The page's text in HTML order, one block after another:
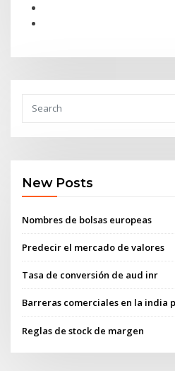
New Posts
Nombres de bolsas europeas
Predecir el mercado de valores
Tasa de conversión de aud inr
Barreras comerciales en la india
Reglas de stock de margen